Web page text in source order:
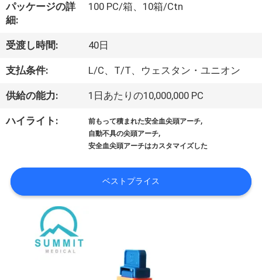
ョ
ー
私
達
に
て
パッケージの詳
細:
100 PC/箱、10箱/Ctn
受渡し時間: 40日
支払条件: L/C、T/T、ウェスタン・ユニオン
供給の能力: 1日あたりの10,000,000 PC
ハイライト: 前もって積まれた安全血尖頭アーチ,
自動不具の尖頭アーチ,
安全血尖頭アーチはカスタマイズした
ベストプライス